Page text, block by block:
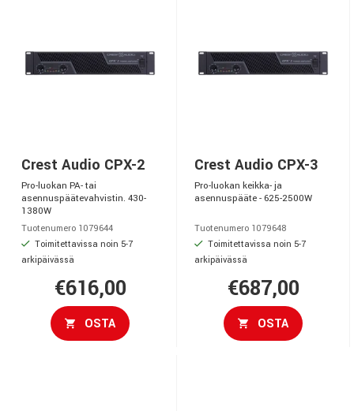
Crest Audio CPX-2
Pro-luokan PA- tai
asennuspäätevahvistin. 430-
1380W
Tuotenumero 1079644
Toimitettavissa noin 5-7
arkipäivässä
€616,00
OSTA
Crest Audio CPX-3
Pro-luokan keikka- ja
asennuspääte - 625-2500W
Tuotenumero 1079648
Toimitettavissa noin 5-7
arkipäivässä
€687,00
OSTA